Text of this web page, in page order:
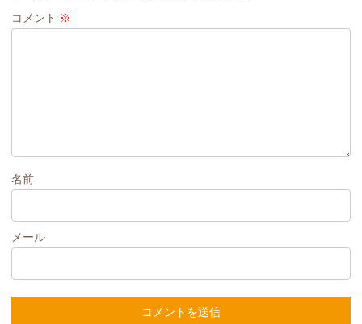
コメント ※
名前
メール